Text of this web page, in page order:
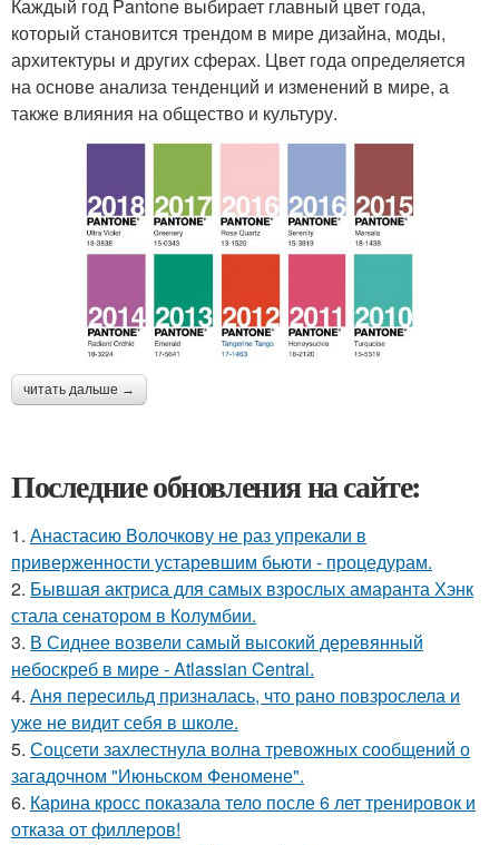
Каждый год Pantone выбирает главный цвет года,
который становится трендом в мире дизайна, моды,
архитектуры и других сферах. Цвет года определяется
на основе анализа тенденций и изменений в мире, а
также влияния на общество и культуру.
читать дальше →
Последние обновления на сайте:
1. Анастасию Волочкову не раз упрекали в
приверженности устаревшим бьюти - процедурам.
2. Бывшая актриса для самых взрослых амаранта Хэнк
стала сенатором в Колумбии.
3. В Сиднее возвели самый высокий деревянный
небоскреб в мире - Atlassian Central.
4. Аня пересильд призналась, что рано повзрослела и
уже не видит себя в школе.
5. Соцсети захлестнула волна тревожных сообщений о
загадочном "Июньском Феномене".
6. Карина кросс показала тело после 6 лет тренировок и
отказа от филлеров!